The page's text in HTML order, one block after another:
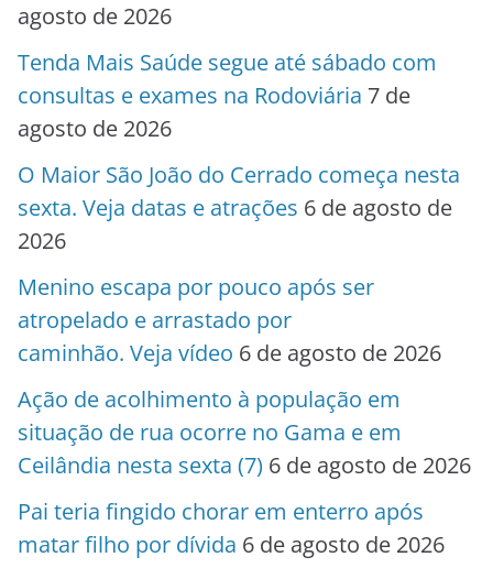
agosto de 2026
Tenda Mais Saúde segue até sábado com
consultas e exames na Rodoviária 7 de
agosto de 2026
O Maior São João do Cerrado começa nesta
sexta. Veja datas e atrações 6 de agosto de
2026
Menino escapa por pouco após ser
atropelado e arrastado por
caminhão. Veja vídeo 6 de agosto de 2026
Ação de acolhimento à população em
situação de rua ocorre no Gama e em
Ceilândia nesta sexta (7) 6 de agosto de 2026
Pai teria fingido chorar em enterro após
matar filho por dívida 6 de agosto de 2026